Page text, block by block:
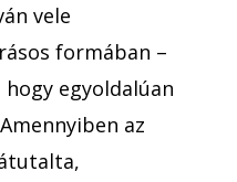
vele
formában –
egyoldalúan
az